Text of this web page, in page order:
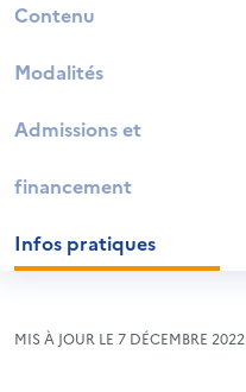
Contenu
Modalités
Admissions et
financement
Infos pratiques
MIS À JOUR LE 7 DÉCEMBRE 2022